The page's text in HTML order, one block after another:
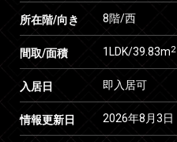
所在階/向き 8階/西
間取/面積 1LDK/39.83m2
入居日 即入居可
情報更新日 2026年8月3日